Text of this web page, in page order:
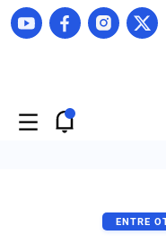
ENTRE